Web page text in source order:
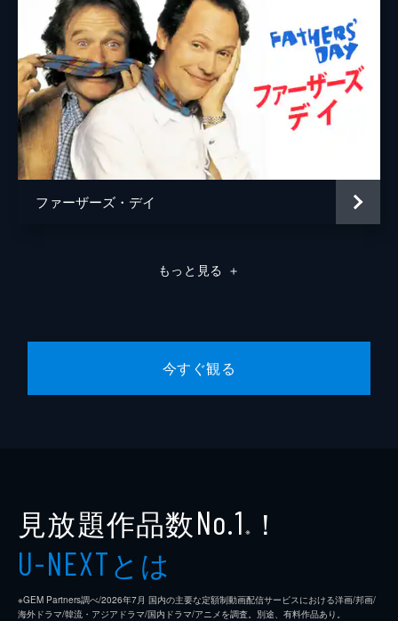
ファーザーズ・デイ
もっと見る ＋
今すぐ観る
見放題作品数No.1 ※ ！
U-NEXTとは
※GEM Partners調べ/2026年7⽉ 国内の主要な定額制動画配信サービスにおける洋画/邦画/
海外ドラマ/韓流・アジアドラマ/国内ドラマ/アニメを調査。別途、有料作品あり。